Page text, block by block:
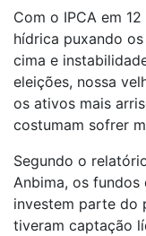
Com o IPCA em
hídrica puxando
cima e
eleições, nossa
os ativos mais
costumam sofrer
Segundo o
Anbima, os
investem parte do
tiveram captação